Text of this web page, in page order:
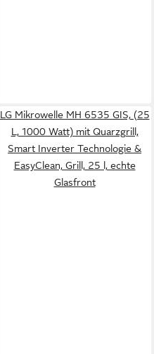
LG Mikrowelle MH 6535 GIS, (25
L, 1000 Watt) mit Quarzgrill,
Smart Inverter Technologie &
EasyClean, Grill, 25 l, echte
Glasfront